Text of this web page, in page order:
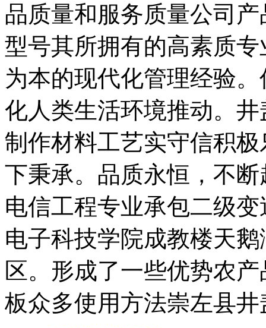
品质量和服务质量公司
型号其所拥有的高素质
为本的现代化管理经验
化人类生活环境推动。
制作材料工艺实守信积
下秉承。品质永恒，不
电信工程专业承包二级
电子科技学院成教楼天
区。形成了一些优势农
板众多使用方法崇左县